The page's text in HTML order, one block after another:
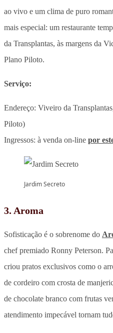
ao vivo e um clima de puro
mais especial: um restaurante
da Transplantas, às margens da
Plano Piloto.
Serviço:
Endereço: Viveiro da
Piloto)
Ingressos: à venda on-line por
Jardim Secreto
3. Aroma
Sofisticação é o sobrenome do
chef premiado Ronny Peterson.
criou pratos exclusivos como o
de cordeiro com crosta de
de chocolate branco com frutas
atendimento impecável tornam